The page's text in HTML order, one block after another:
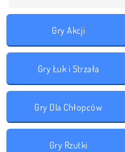
Gry Akcji
Gry Łuk i Strzała
Gry Dla Chłopców
Gry Rzutki